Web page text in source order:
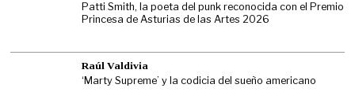
Patti Smith, la poeta del punk reconocida con el Premio
Princesa de Asturias de las Artes 2026
Raúl Valdivia
‘Marty Supreme’ y la codicia del sueño americano